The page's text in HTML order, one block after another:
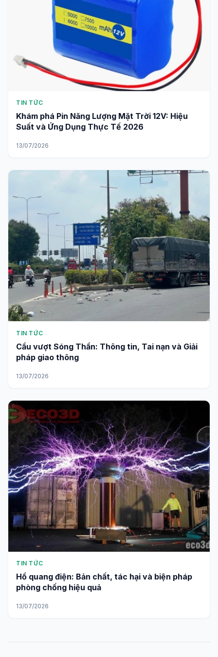
TIN TỨC
Khám phá Pin Năng Lượng Mặt Trời 12V: Hiệu
Suất và Ứng Dụng Thực Tế 2026
13/07/2026
TIN TỨC
Cầu vượt Sóng Thần: Thông tin, Tai nạn và Giải
pháp giao thông
13/07/2026
TIN TỨC
Hồ quang điện: Bản chất, tác hại và biện pháp
phòng chống hiệu quả
13/07/2026